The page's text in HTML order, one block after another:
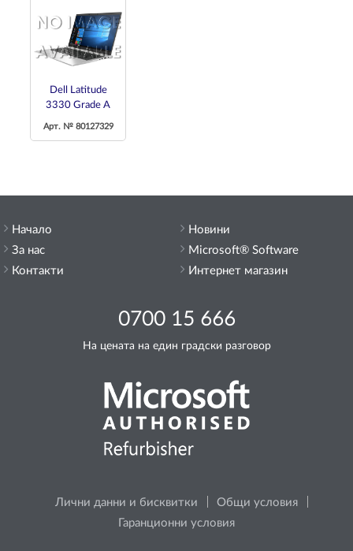
Dell Latitude
3330 Grade A
Арт. № 80127329
Начало
За нас
Контакти
0700 15 666
На цената на един градски разговор
Лични данни и бисквитки
Общи условия
Гаранционни условия
Новини
Microsoft® Software
Интернет магазин